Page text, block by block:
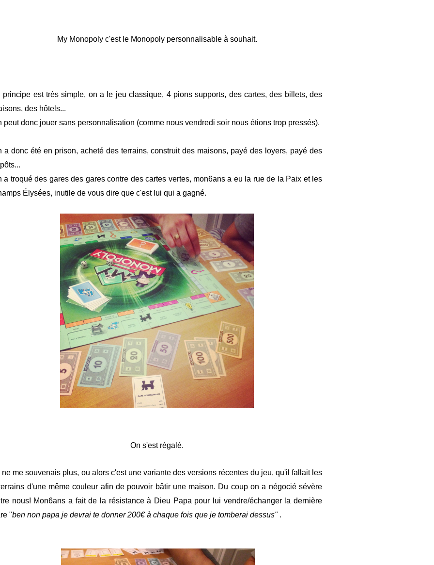
My Monopoly c'est le Monopoly personnalisable à souhait.
principe est très simple, on a le jeu classique, 4 pions supports, des cartes, des billets, des
des hôtels...
peut donc jouer sans personnalisation (comme nous vendredi soir nous étions trop pressés).
a donc été en prison, acheté des terrains, construit des maisons, payé des loyers, payé des
a troqué des gares des gares contre des cartes vertes, mon6ans a eu la rue de la Paix et les
Élysées, inutile de vous dire que c'est lui qui a gagné.
On s'est régalé.
ne me souvenais plus, ou alors c'est une variante des versions récentes du jeu, qu'il fallait les
d'une même couleur afin de pouvoir bâtir une maison. Du coup on a négocié sévère
nous! Mon6ans a fait de la résistance à Dieu Papa pour lui vendre/échanger la dernière
"ben non papa je devrai te donner 200€ à chaque fois que je tomberai dessus" .